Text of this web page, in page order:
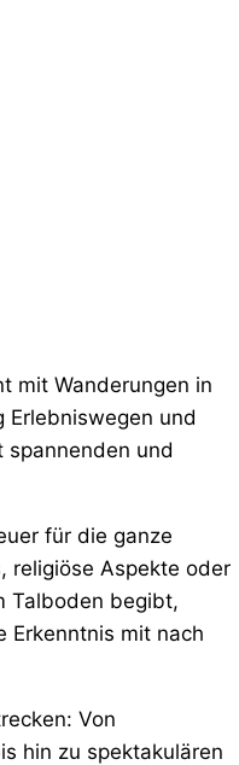
mit Wanderungen in
und
und
für die ganze
religiöse Aspekte oder
Talboden begibt,
Erkenntnis mit nach
Von
hin zu spektakulären